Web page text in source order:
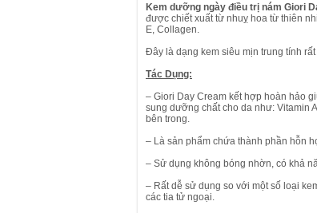
Kem dưỡng ngày điều trị nám Giori
được chiết xuất từ nhuỵ hoa từ thiên
E, Collagen.
Đây là dạng kem siêu mịn trung tính
Tác Dụng:
– Giori Day Cream kết hợp hoàn hảo
sung dưỡng chất cho da như: Vitamin
bên trong.
– Là sản phẩm chứa thành phần hỗn
– Sử dụng không bóng nhờn, có khả
– Rất dễ sử dụng so với một số loại
các tia tử ngoại.